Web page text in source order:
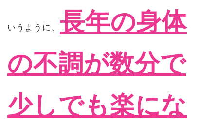
いうように、 長年の身体
の不調が数分で
少しでも楽にな